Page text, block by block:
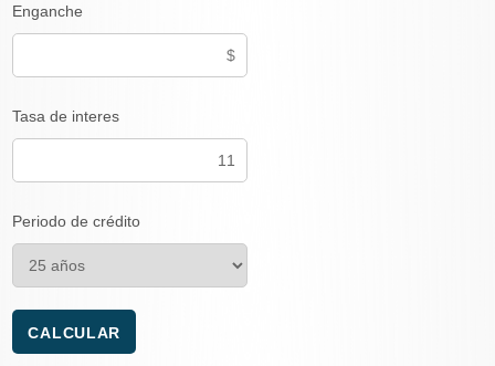
Enganche
Tasa de interes
Periodo de crédito